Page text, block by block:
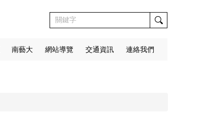
南藝大 網站導覽 交通資訊 連絡我們